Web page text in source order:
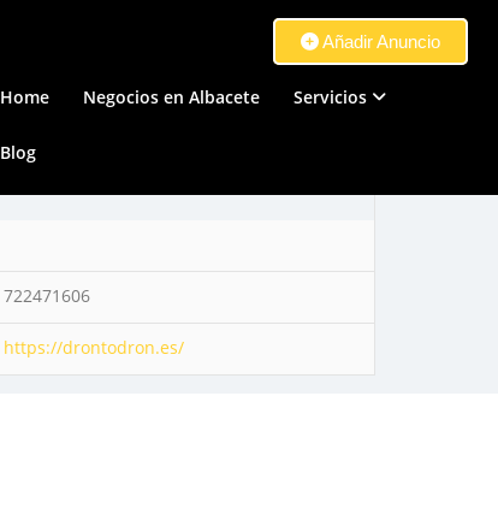
Añadir Anuncio
Home Negocios en Albacete Servicios
Blog
722471606
https://drontodron.es/